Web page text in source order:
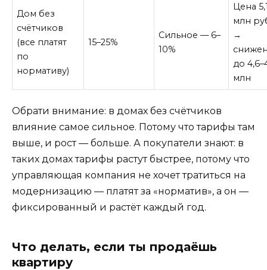
Дом без
счётчиков
(все платят
по
нормативу)
15–25%
Сильное — 6–
10%
Цена
млн
→
до
млн
Обрати внимание: в домах без счётчиков
влияние самое сильное. Потому что тарифы там
выше, и рост — больше. А покупатели знают: в
таких домах тарифы растут быстрее, потому что
управляющая компания не хочет тратиться на
модернизацию — платят за «норматив», а он —
фиксированный и растёт каждый год.
Что делать, если ты продаёшь
квартиру